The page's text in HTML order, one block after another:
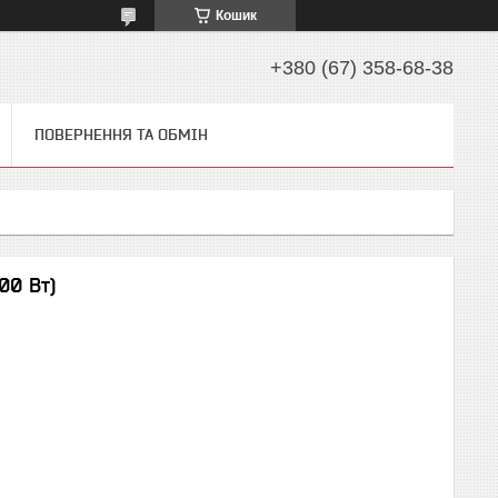
Кошик
+380 (67) 358-68-38
ПОВЕРНЕННЯ ТА ОБМІН
Вт)